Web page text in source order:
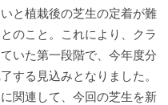
と植栽後の芝生の定着が難
のこと。これにより、クラ
いた第一段階で、今年度分
する見込みとなりました。
関連して、今回の芝生を新